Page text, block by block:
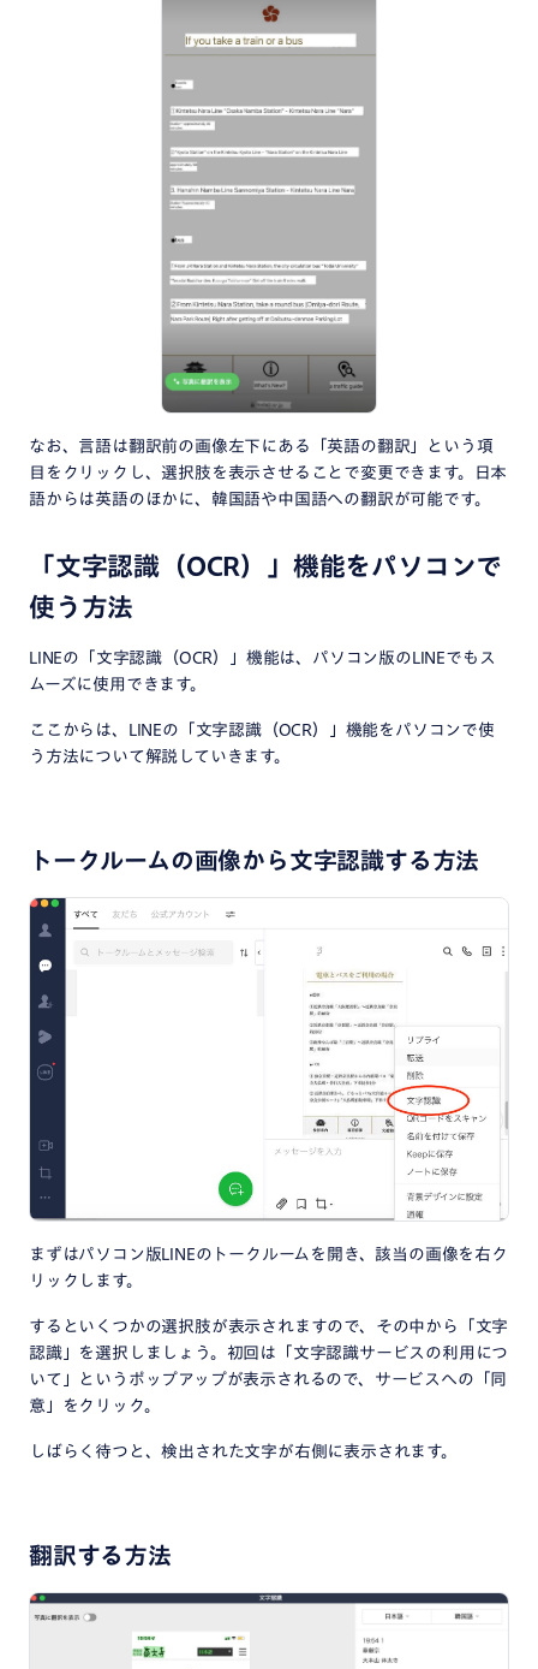
なお、言語は翻訳前の画像左下にある「英語の翻訳」という項
目をクリックし、選択肢を表示させることで変更できます。日本
語からは英語のほかに、韓国語や中国語への翻訳が可能です。
「文字認識（OCR）」機能をパソコンで
使う方法
LINEの「文字認識（OCR）」機能は、パソコン版のLINEでもス
ムーズに使用できます。
ここからは、LINEの「文字認識（OCR）」機能をパソコンで使
う方法について解説していきます。
トークルームの画像から文字認識する方法
まずはパソコン版LINEのトークルームを開き、該当の画像を右ク
リックします。
するといくつかの選択肢が表示されますので、その中から「文字
認識」を選択しましょう。初回は「文字認識サービスの利用につ
いて」というポップアップが表示されるので、サービスへの「同
意」をクリック。
しばらく待つと、検出された文字が右側に表示されます。
翻訳する方法